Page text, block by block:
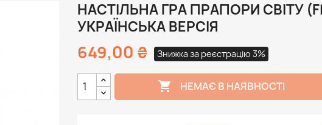
НАСТІЛЬНА ГРА ПРАПОРИ СВІТУ
УКРАЇНСЬКА ВЕРСІЯ
649,00 ₴ Знижка за реєстрацію 3%
 НЕМАЄ В НАЯВНОСТІ